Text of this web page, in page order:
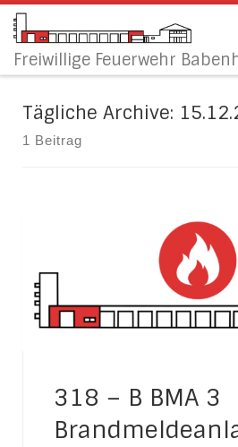
Zum Inhalt springen
Freiwillige Feuerwehr
Tägliche Archive:
1 Beitrag
318 – B BMA 3